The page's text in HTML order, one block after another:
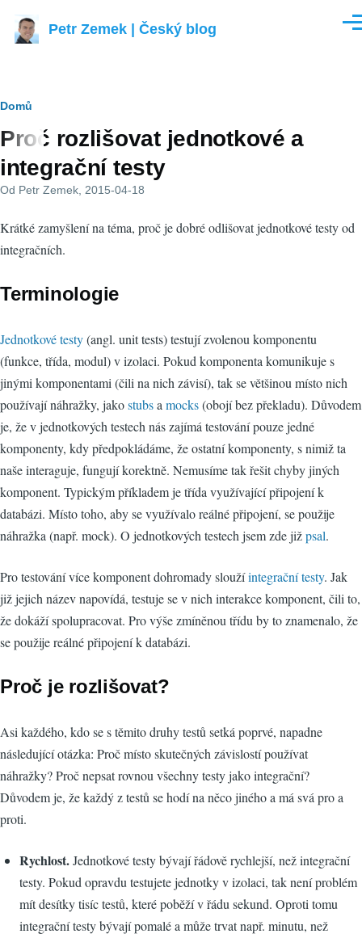
Petr Zemek | Český blog
Drobečková
navigace
Domů
Proč rozlišovat jednotkové a
integrační testy
Od Petr Zemek , 2015-04-18
Krátké zamyšlení na téma, proč je dobré odlišovat jednotkové testy od
integračních.
Terminologie
Jednotkové testy(angl. unit tests) testují zvolenou komponentu
(funkce, třída, modul) v izolaci. Pokud komponenta komunikuje s
jinými komponentami (čili na nich závisí), tak se většinou místo nich
používají náhražky, jakostubsa mocks(obojí bez překladu). Důvodem
je, že v jednotkových testech nás zajímá testování pouze jedné
komponenty, kdy předpokládáme, že ostatní komponenty, s nimiž ta
naše interaguje, fungují korektně. Nemusíme tak řešit chyby jiných
komponent. Typickým příkladem je třída využívající připojení k
databázi. Místo toho, aby se využívalo reálné připojení, se použije
náhražka (např. mock). O jednotkových testech jsem zde jižpsal.
Pro testování více komponent dohromady sloužíintegrační testy. Jak
již jejich název napovídá, testuje se v nich interakce komponent, čili to,
že dokáží spolupracovat. Pro výše zmíněnou třídu by to znamenalo, že
se použije reálné připojení k databázi.
Proč je rozlišovat?
Asi každého, kdo se s těmito druhy testů setká poprvé, napadne
následující otázka: Proč místo skutečných závislostí používat
náhražky? Proč nepsat rovnou všechny testy jako integrační?
Důvodem je, že každý z testů se hodí na něco jiného a má svá pro a
proti.
Rychlost.Jednotkové testy bývají řádově rychlejší, než integrační
testy. Pokud opravdu testujete jednotky v izolaci, tak není problém
mít desítky tisíc testů, které poběží v řádu sekund. Oproti tomu
integrační testy bývají pomalé a může trvat např. minutu, než